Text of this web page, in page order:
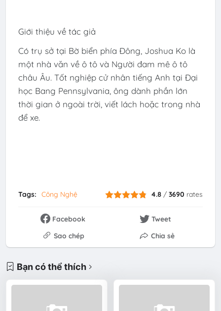
Giới thiệu về tác giả
Có trụ sở tại Bờ biển phía Đông, Joshua Ko là
một nhà văn về ô tô và Người đam mê ô tô
châu Âu. Tốt nghiệp cử nhân tiếng Anh tại Đại
học Bang Pennsylvania, ông dành phần lớn
thời gian ở ngoài trời, viết lách hoặc trong nhà
để xe.
Tags: Công Nghệ 4.8 /3690 rates
Facebook
Tweet
Sao chép
Chia sẻ
Bạn có thể thích